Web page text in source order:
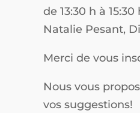
de 13:30 h à
Natalie Pesant,
Merci de vous
Nous vous
vos suggestions!